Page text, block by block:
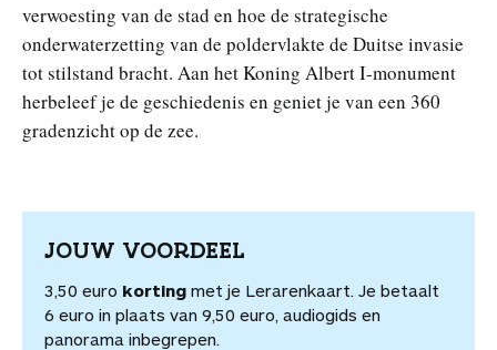
verwoesting van de stad en hoe de strategische
onderwaterzetting van de poldervlakte de Duitse invasie
tot stilstand bracht. Aan het Koning Albert I-monument
herbeleef je de geschiedenis en geniet je van een 360
gradenzicht op de zee.
JOUW VOORDEEL
3,50 euro korting met je Lerarenkaart. Je betaalt
6 euro in plaats van 9,50 euro, audiogids en
panorama inbegrepen.